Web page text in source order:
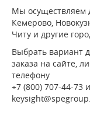
Мы осуществляем
Кемерово,
Читу и другие
Выбрать вариант
заказа на сайте,
телефону
+7 (800) 707-44-73